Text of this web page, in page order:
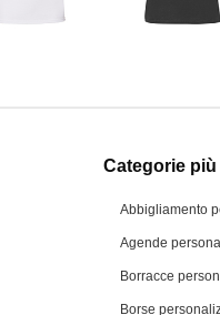
Categorie
Abbigliamento
Agende
Borracce
Borse